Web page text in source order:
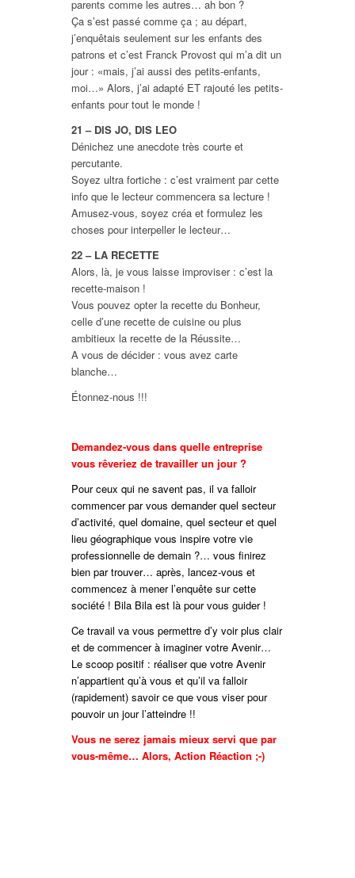
parents comme les autres… ah bon ?
Ça s’est passé comme ça ; au départ,
j’enquêtais seulement sur les enfants des
patrons et c’est Franck Provost qui m’a dit un
jour : «mais, j’ai aussi des petits-enfants,
moi…» Alors, j’ai adapté ET rajouté les petits-
enfants pour tout le monde !
21 – DIS JO, DIS LEO
Dénichez une anecdote très courte et
percutante.
Soyez ultra fortiche : c’est vraiment par cette
info que le lecteur commencera sa lecture !
Amusez-vous, soyez créa et formulez les
choses pour interpeller le lecteur…
22 – LA RECETTE
Alors, là, je vous laisse improviser : c’est la
recette-maison !
Vous pouvez opter la recette du Bonheur,
celle d’une recette de cuisine ou plus
ambitieux la recette de la Réussite…
A vous de décider : vous avez carte
blanche…
Étonnez-nous !!!
Demandez-vous dans quelle entreprise
vous rêveriez de travailler un jour ?
Pour ceux qui ne savent pas, il va falloir
commencer par vous demander quel secteur
d’activité, quel domaine, quel secteur et quel
lieu géographique vous inspire votre vie
professionnelle de demain ?… vous finirez
bien par trouver… après, lancez-vous et
commencez à mener l’enquête sur cette
société ! Bila Bila est là pour vous guider !
Ce travail va vous permettre d’y voir plus clair
et de commencer à imaginer votre Avenir…
Le scoop positif : réaliser que votre Avenir
n’appartient qu’à vous et qu’il va falloir
(rapidement) savoir ce que vous viser pour
pouvoir un jour l’atteindre !!
Vous ne serez jamais mieux servi que par
vous-même… Alors, Action Réaction ;-)